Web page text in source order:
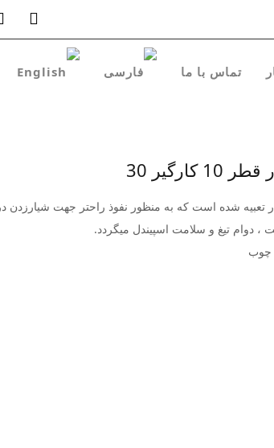
تماس با ما
30
تعبیه شده است که به منظور نفوذ راحتر جهت
دوام تیغ و سلامت اسپیندل میگردد.
چوب